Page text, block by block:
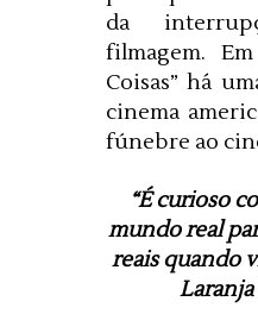
da
filmagem.
Coisas” há
cinema
fúnebre ao
“É curioso
mundo real
reais quando